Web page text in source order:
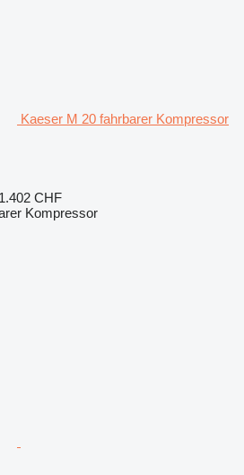
Kaeser M 20 fahrbarer Kompressor
CHF
Kompressor